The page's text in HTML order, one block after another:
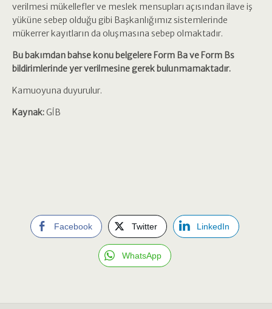
verilmesi mükellefler ve meslek mensupları açısından ilave iş
yüküne sebep olduğu gibi Başkanlığımız sistemlerinde
mükerrer kayıtların da oluşmasına sebep olmaktadır.
Bu bakımdan bahse konu belgelere Form Ba ve Form Bs
bildirimlerinde yer verilmesine gerek bulunmamaktadır.
Kamuoyuna duyurulur.
Kaynak:GİB
Facebook Twitter LinkedIn
WhatsApp